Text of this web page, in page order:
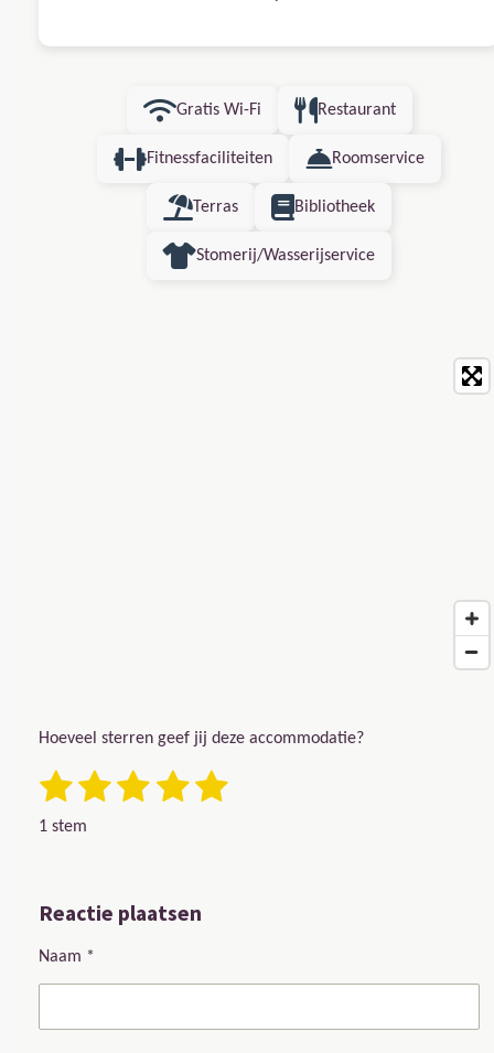
Gratis Wi-Fi Restaurant
Fitnessfaciliteiten Roomservice
Terras Bibliotheek
Stomerij/Wasserijservice
Hoeveel sterren geef jij deze accommodatie?
Rating: 5 sterren
1 ster2 sterren
3 sterren
4 sterren
5 sterren
Stemmen
1 stem
Reactie plaatsen
Naam *